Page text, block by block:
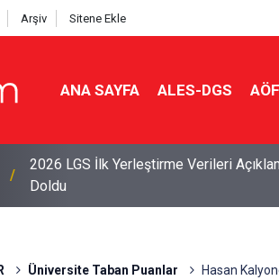
Arşiv Sitene Ekle
ANA SAYFA ALES-DGS
2026 LGS İlk Yerleştirme Verileri
Doldu
Üniversite Taban Puanlar
Hasan